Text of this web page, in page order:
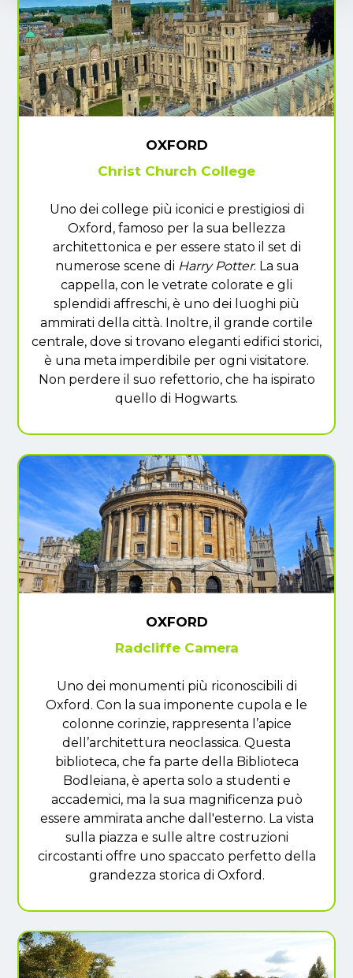
OXFORD
Christ Church College
Uno dei college più iconici e prestigiosi di
Oxford, famoso per la sua bellezza
architettonica e per essere stato il set di
numerose scene di Harry Potter. La sua
cappella, con le vetrate colorate e gli
splendidi affreschi, è uno dei luoghi più
ammirati della città. Inoltre, il grande cortile
centrale, dove si trovano eleganti edifici storici,
è una meta imperdibile per ogni visitatore.
Non perdere il suo refettorio, che ha ispirato
quello di Hogwarts.
OXFORD
Radcliffe Camera
Uno dei monumenti più riconoscibili di
Oxford. Con la sua imponente cupola e le
colonne corinzie, rappresenta l’apice
dell’architettura neoclassica. Questa
biblioteca, che fa parte della Biblioteca
Bodleiana, è aperta solo a studenti e
accademici, ma la sua magnificenza può
essere ammirata anche dall'esterno. La vista
sulla piazza e sulle altre costruzioni
circostanti offre uno spaccato perfetto della
grandezza storica di Oxford.